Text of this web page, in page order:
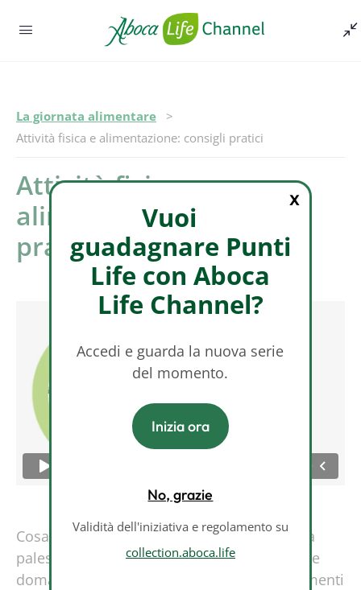
La giornata alimentare
Episodio -
Attività fisica e alimentazione: consigli pratici
Attività fisica e
alimentazione: consigli
pratici
X
Vuoi
guadagnare Punti
Life con Aboca
Life Channel?
Accedi e guarda la nuova serie
del momento.
Inizia ora
No, grazie
Validità dell'iniziativa e regolamento su
collection.aboca.life
Cosa mangiare prima di allenarsi? E dopo la
palestra? Se anche a te capita di porti queste
domande, in questo video troverai suggerimenti